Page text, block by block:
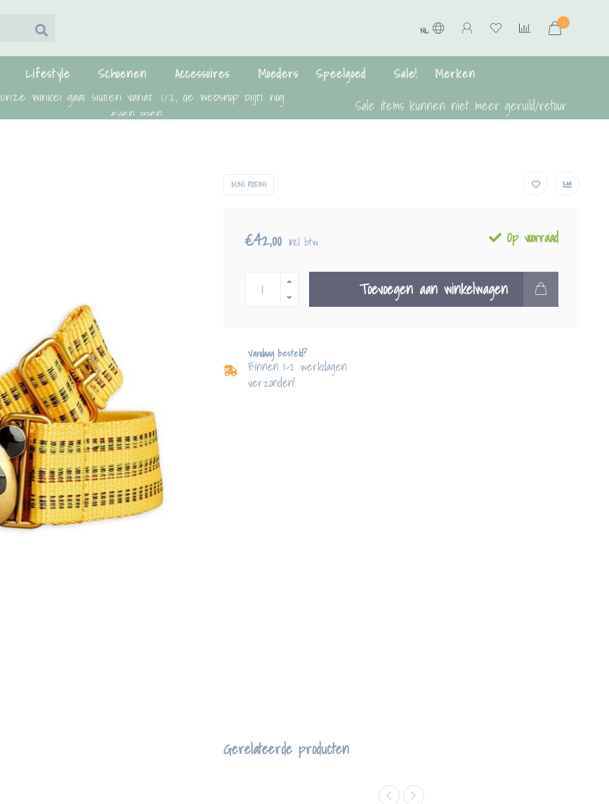
NL
0
Lifestyle Schoenen Accessoires Moeders Speelgoed Sale! Merken
Onze winkel gaat sluiten vanaf 7/2, de webshop blijft nog
even open.
Sale items kunnen niet meer geruild/retour
MINI RODINI
€42,00 Incl. btw Op voorraad
Toevoegen aan winkelwagen
Vandaag besteld?
Binnen 1-2 werkdagen
verzonden!
Gerelateerde producten